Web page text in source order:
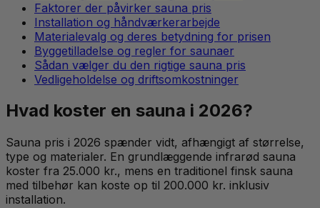
Faktorer der påvirker sauna pris
Installation og håndværkerarbejde
Materialevalg og deres betydning for prisen
Byggetilladelse og regler for saunaer
Sådan vælger du den rigtige sauna pris
Vedligeholdelse og driftsomkostninger
Hvad koster en sauna i 2026?
Sauna pris i 2026 spænder vidt, afhængigt af størrelse,
type og materialer. En grundlæggende infrarød sauna
koster fra 25.000 kr., mens en traditionel finsk sauna
med tilbehør kan koste op til 200.000 kr. inklusiv
installation.